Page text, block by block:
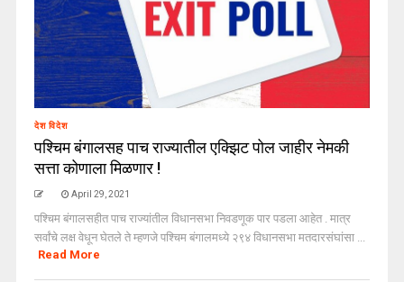
देश विदेश
पश्चिम बंगालसह पाच राज्यातील एक्झिट पोल जाहीर नेमकी
सत्ता कोणाला मिळणार !
April 29, 2021
पश्चिम बंगालसहीत पाच राज्यांतील विधानसभा निवडणूक पार पडला आहेत . मात्र
सर्वांचे लक्ष वेधून घेतले ते म्हणजे पश्चिम बंगालमध्ये २९४ विधानसभा मतदारसंघांसा ...
Read More